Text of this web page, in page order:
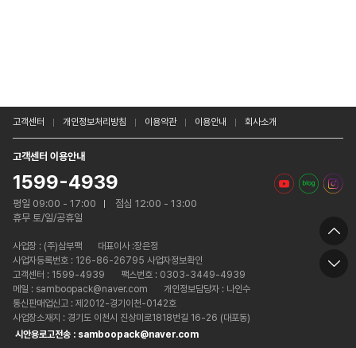
고객센터 개인정보처리방침 이용약관 이용안내 회사소개
고객센터 이용안내
1599-4939
평일 09:00 - 17:00
점심 12:00 - 13:00
휴무 토/일/공휴일
사업장 : (주)삼부팩
대표이사 :장은정
사업자등록번호 : 126-86-26795 사업자정보확인
고객센터 : 1599-4939
팩스번호 : 0303-3449-4939
메일 : samboopack@naver.com
개인정보담당자 : 나인수
통신판매업신고 : 제2012-경기이천-0142호
사업장소재지 : 경기도 이천시 진상미로1818번길 16-26 (대포동)
시안용로고전송 : samboopack@naver.com